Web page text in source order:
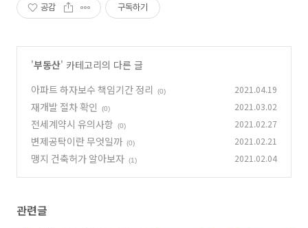
공감 구독하기
'부동산' 카테고리의 다른 글
아파트 하자보수 책임기간 정리
(0) 2021.04.19
재개발 절차 확인 (0) 2021.03.02
전세계약시 유의사항 (0) 2021.02.27
변제공탁이란 무엇일까 (0) 2021.02.21
맹지 건축허가 알아보자 (1) 2021.02.04
관련글